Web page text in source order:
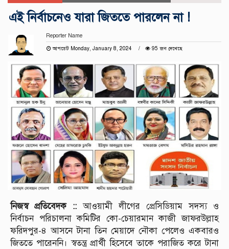
এই নির্বাচনেও যারা জিততে পারলেন না !
Reporter Name
আপডেট Monday, January 8, 2024
95 জন দেখেছে
নিজস্ব প্রতিবেদক ::আওয়ামী লীগের প্রেসিডিয়াম সদস্য ও
নির্বাচন পরিচালনা কমিটির কো-চেয়ারমান কাজী জাফরউল্লাহ
ফরিদপুর-৪ আসনে টানা তিন মেয়াদে নৌকা পেলেও একবারও
জিততে পারেননি। স্বতন্ত্র প্রার্থী হিসেবে তাকে পরাজিত করে টানা